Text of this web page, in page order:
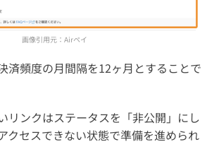
画像引用元： Airペイ
済頻度の月間隔を12ヶ月とすることで
リンクはステータスを「非公開」にし
クセスできない状態で準備を進められ